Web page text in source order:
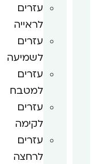
עזרים
לראייה
עזרים
לשמיעה
עזרים
למטבח
עזרים
לקימה
עזרים
לרחצה